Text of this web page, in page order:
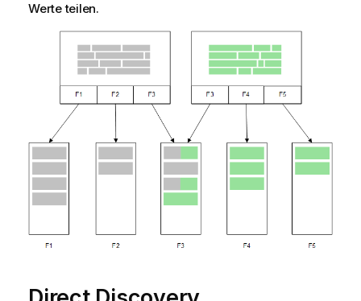
Werte teilen.